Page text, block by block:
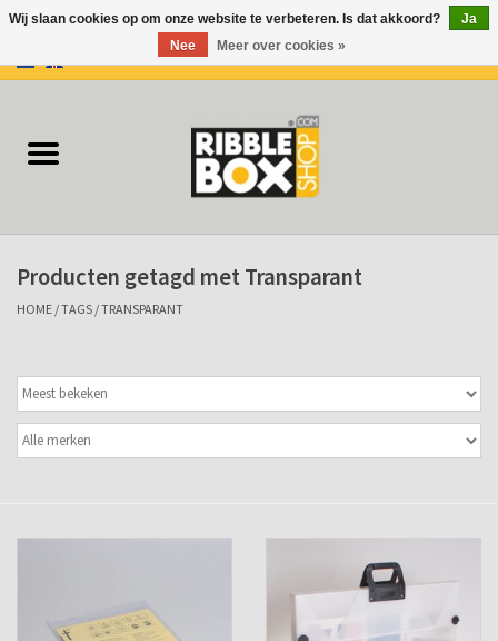
Ringbanden/Mappen
Flip-overs
Ringband Flip-overs
Docu-mappen
Verzenddozen
Producten getagd met Transparant
HOME /TAGS /TRANSPARANT
Wij slaan cookies op om onze website te verbeteren. Is dat akkoord?
Ja
Nee
Meer over cookies »